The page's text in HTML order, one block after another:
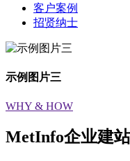
客户案例
招贤纳士
示例图片三
WHY & HOW
MetInfo企业建